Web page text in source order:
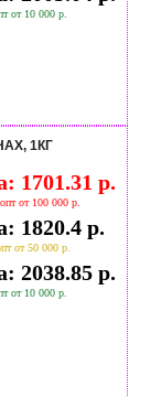
от 10 000 р.
1КГ
1701.31 р.
от 100 000 р.
1820.4 р.
от 50 000 р.
2038.85 р.
от 10 000 р.